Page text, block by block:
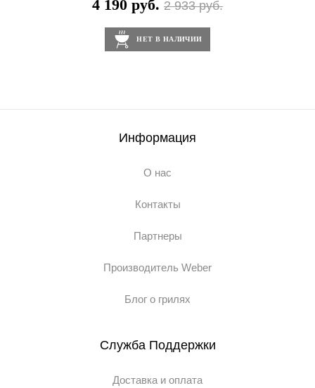
4 190 руб. 2 933 руб.
НЕТ В НАЛИЧИИ
Информация
О нас
Контакты
Партнеры
Производитель Weber
Блог о грилях
Служба Поддержки
Доставка и оплата